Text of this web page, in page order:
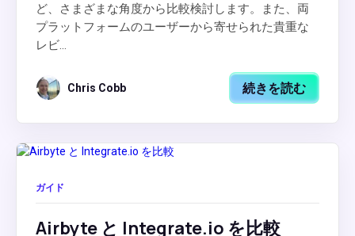
ど、さまざまな角度から比較検討します。また、両
プラットフォームのユーザーから寄せられた貴重な
レビ...
Chris Cobb 続きを読む
ガイド
Airbyte と Integrate.io を比較